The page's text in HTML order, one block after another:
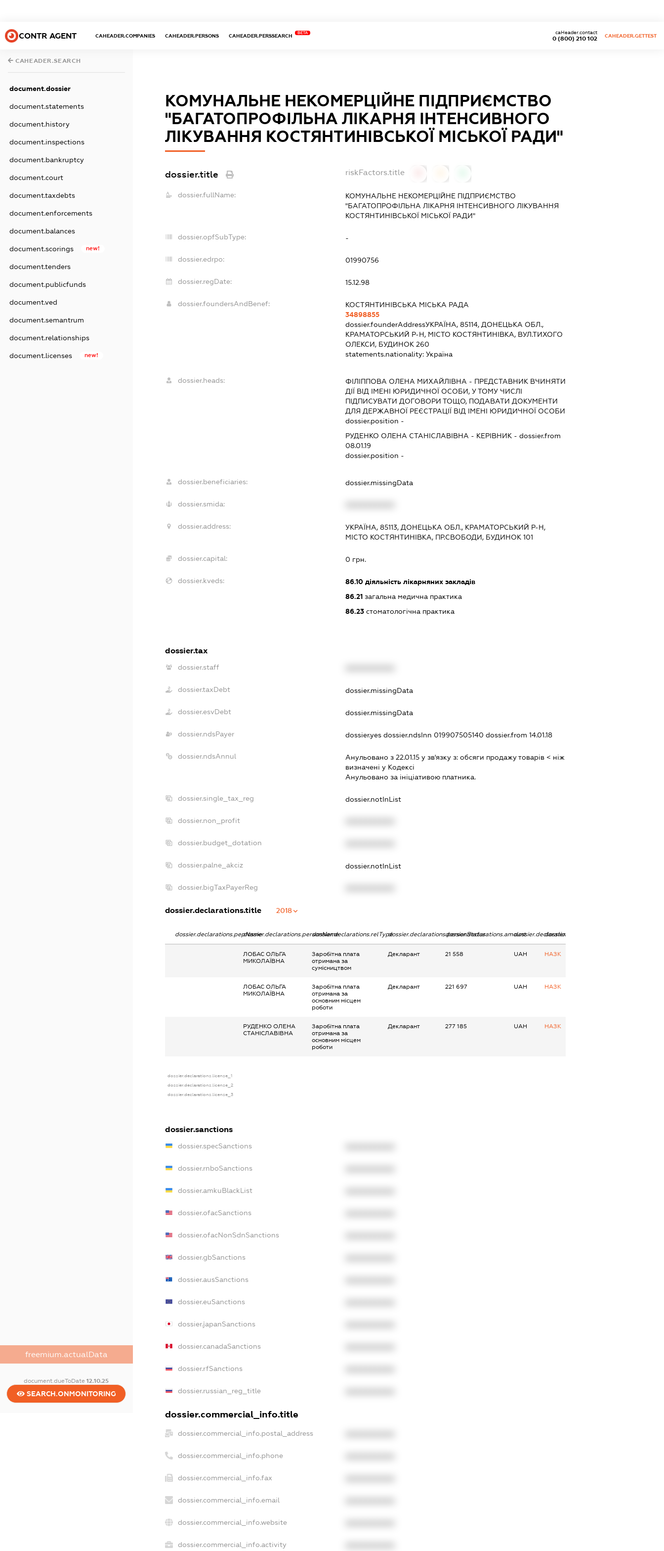
CONTR AGENT CAHEADER.COMPANIES CAHEADER.PERSONS CAHEADER.PERSSEARCH
BETA
0 (800) 210 102
caHeader.contact
CAHEADER.GETTEST
CAHEADER.SEARCH
document.dossier
document.statements
document.history
document.inspections
document.bankruptcy
document.court
document.taxdebts
document.enforcements
document.balances
document.scorings new!
document.tenders
document.publicfunds
document.ved
document.semantrum
document.relationships
document.licenses new!
freemium.actualData
document.dueToDate12.10.25
SEARCH.ONMONITORING
КОМУНАЛЬНЕ НЕКОМЕРЦІЙНЕ ПІДПРИЄМСТВО
"БАГАТОПРОФІЛЬНА ЛІКАРНЯ ІНТЕНСИВНОГО
ЛІКУВАННЯ КОСТЯНТИНІВСЬКОЇ МІСЬКОЇ РАДИ"
dossier.title riskFactors.title
dossier.fullName:
КОМУНАЛЬНЕ НЕКОМЕРЦІЙНЕ ПІДПРИЄМСТВО
"БАГАТОПРОФІЛЬНА ЛІКАРНЯ ІНТЕНСИВНОГО ЛІКУВАННЯ
КОСТЯНТИНІВСЬКОЇ МІСЬКОЇ РАДИ"
dossier.opfSubType: -
dossier.edrpo: 01990756
dossier.regDate: 15.12.98
dossier.foundersAndBenef:
КОСТЯНТИНІВСЬКА МІСЬКА РАДА
34898855
dossier.founderAddressУКРАЇНА, 85114, ДОНЕЦЬКА ОБЛ.,
КРАМАТОРСЬКИЙ Р-Н, МІСТО КОСТЯНТИНІВКА, ВУЛ.ТИХОГО
ОЛЕКСИ, БУДИНОК 260
statements.nationality: Україна
dossier.heads: ФІЛІППОВА ОЛЕНА МИХАЙЛІВНА - ПРЕДСТАВНИК ВЧИНЯТИ
ДІЇ ВІД ІМЕНІ ЮРИДИЧНОЇ ОСОБИ, У ТОМУ ЧИСЛІ
ПІДПИСУВАТИ ДОГОВОРИ ТОЩО, ПОДАВАТИ ДОКУМЕНТИ
ДЛЯ ДЕРЖАВНОЇ РЕЄСТРАЦІЇ ВІД ІМЕНІ ЮРИДИЧНОЇ ОСОБИ
dossier.position -
РУДЕНКО ОЛЕНА СТАНІСЛАВІВНА - КЕРІВНИК - dossier.from
08.01.19
dossier.position -
dossier.beneficiaries: dossier.missingData
dossier.smida:
dossier.address:
УКРАЇНА, 85113, ДОНЕЦЬКА ОБЛ., КРАМАТОРСЬКИЙ Р-Н,
МІСТО КОСТЯНТИНІВКА, ПР.СВОБОДИ, БУДИНОК 101
dossier.capital: 0 грн.
dossier.kveds: 86.10діяльність лікарняних закладів
86.21загальна медична практика
86.23стоматологічна практика
dossier.tax
dossier.staff
dossier.taxDebt dossier.missingData
dossier.esvDebt dossier.missingData
dossier.ndsPayer dossier.yes dossier.ndsInn 019907505140 dossier.from 14.01.18
dossier.ndsAnnul Анульовано з 22.01.15 у зв'язку з: обсяги продажу товарiв < нiж
визначенi у Кодексi
Анульовано за iнiцiативою платника.
dossier.single_tax_reg dossier.notInList
dossier.non_profit
dossier.budget_dotation
dossier.palne_akciz dossier.notInList
dossier.bigTaxPayerReg
dossier.declarations.title 2018
dossier.declarations.pepNamedossier.declarations.personNamedossier.declarations.relTypedossier.declarations.personStatusdossier.declarations.amountdossier.declarations.currency
dossier.declarations.source
ЛОБАС ОЛЬГА
МИКОЛАЇВНА
Заробітна плата
отримана за
сумісництвом
Декларант 21 558 UAH НАЗК
ЛОБАС ОЛЬГА
МИКОЛАЇВНА
Заробітна плата
отримана за
основним місцем
роботи
Декларант 221 697 UAH НАЗК
РУДЕНКО ОЛЕНА
СТАНІСЛАВІВНА
Заробітна плата
отримана за
основним місцем
роботи
Декларант 277 185 UAH НАЗК
dossier.declarations.license_1
dossier.declarations.license_2
dossier.declarations.license_3
dossier.sanctions
dossier.specSanctions
dossier.rnboSanctions
dossier.amkuBlackList
dossier.ofacSanctions
dossier.ofacNonSdnSanctions
dossier.gbSanctions
dossier.ausSanctions
dossier.euSanctions
dossier.japanSanctions
dossier.canadaSanctions
dossier.rfSanctions
dossier.russian_reg_title
dossier.commercial_info.title
dossier.commercial_info.postal_address
dossier.commercial_info.phone
dossier.commercial_info.fax
dossier.commercial_info.email
dossier.commercial_info.website
dossier.commercial_info.activity